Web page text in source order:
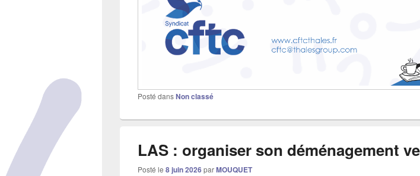
Posté dansNon classé
LAS : organiser son déménagement
Posté le 8 juin 2026parMOUQUET